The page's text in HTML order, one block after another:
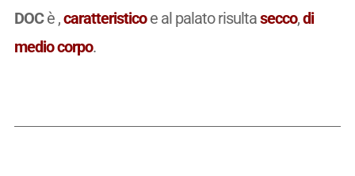
DOCè ,caratteristicoe al palato risultasecco,di
medio corpo.